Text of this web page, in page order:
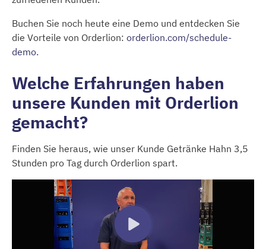
Buchen Sie noch heute eine Demo und entdecken Sie
die Vorteile von Orderlion: orderlion.com/schedule-
demo.
Welche Erfahrungen haben
unsere Kunden mit Orderlion
gemacht?
Finden Sie heraus, wie unser Kunde Getränke Hahn 3,5
Stunden pro Tag durch Orderlion spart.